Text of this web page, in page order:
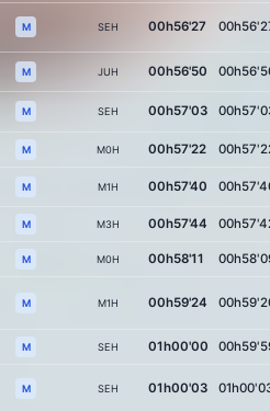
M SEH 00h56'27
M JUH 00h56'50
M SEH 00h57'03
M M0H 00h57'22
M M1H 00h57'40
M M3H 00h57'44
M M0H 00h58'11
M M1H 00h59'24
M SEH 01h00'00
M SEH 01h00'03